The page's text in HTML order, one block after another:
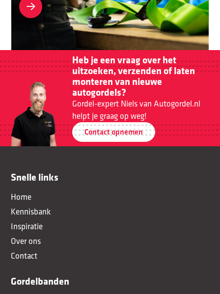
Heb je een vraag over het
uitzoeken, verzenden of laten
monteren van nieuwe
autogordels?
Gordel-expert Niels van Autogordel.nl
helpt je graag op weg!
Contact opnemen
Snelle links
Home
Kennisbank
Inspiratie
Over ons
Contact
Gordelbanden